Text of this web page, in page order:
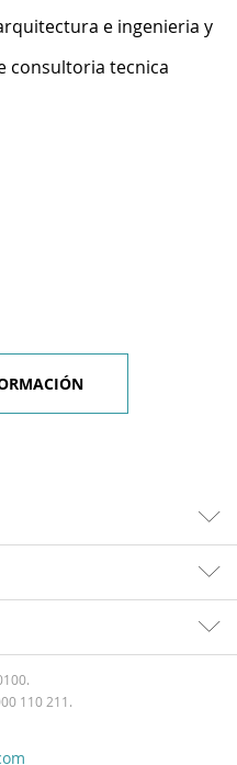
e ingenieria y
consultoria tecnica
110 211.